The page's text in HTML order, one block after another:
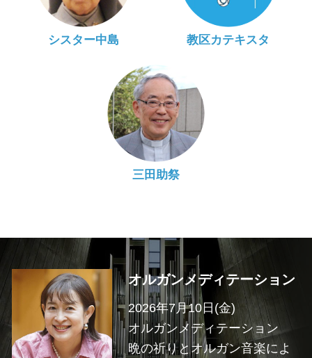
シスター中島 教区カテキスタ
三田助祭
オルガンメディテーション
2026年7月10日(金)
オルガンメディテーション
晩の祈りとオルガン音楽によ